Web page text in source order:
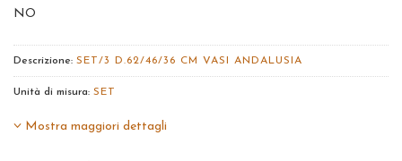
NO
Descrizione: SET/3 D.62/46/36 CM VASI ANDALUSIA
Unità di misura: SET
Mostra maggiori dettagli